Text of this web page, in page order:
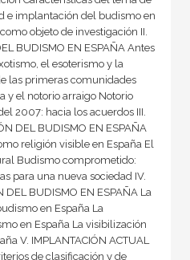
e implantación del budismo en
objeto de investigación II.
BUDISMO EN ESPAÑA Antes
el esoterismo y la
las primeras comunidades
y el notorio arraigo Notorio
2007: hacia los acuerdos III.
DEL BUDISMO EN ESPAÑA
religión visible en España El
Budismo comprometido:
para una nueva sociedad IV.
DEL BUDISMO EN ESPAÑA La
en España La
en España La visibilización
V. IMPLANTACIÓN ACTUAL
de clasificación y de